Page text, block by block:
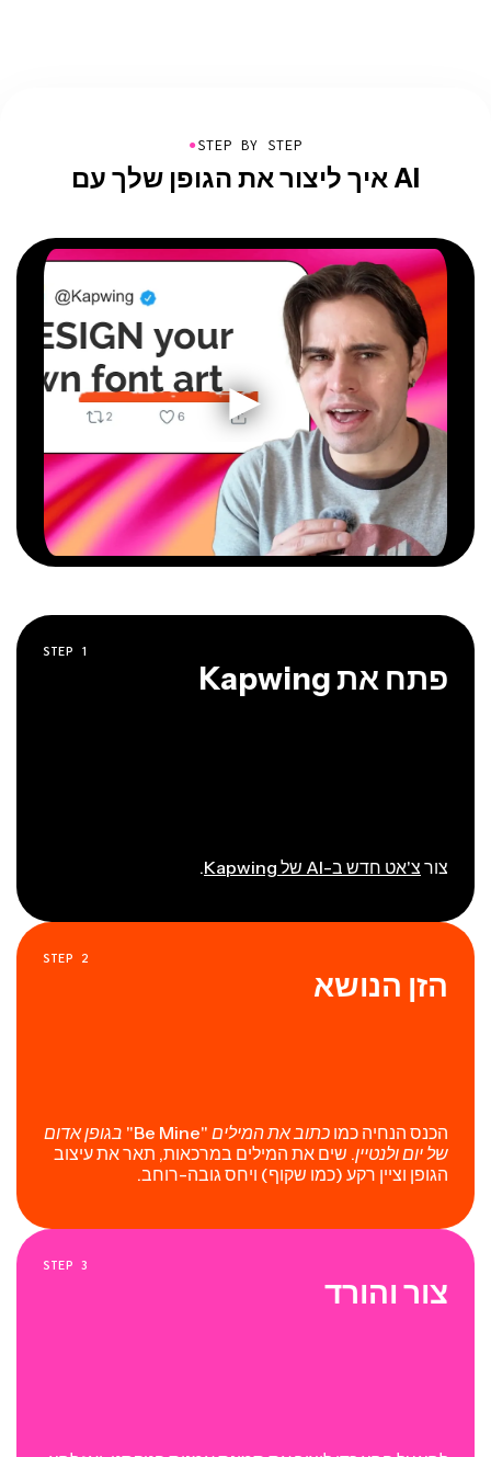
●STEP BY STEP
איך ליצור את הגופן שלך עם AI
STEP 1
פתח את Kapwing
צור צ'אט חדש ב-AI של Kapwing .
STEP 2
הזן הנושא
הכנס הנחיה כמו
כתוב את המילים "Be Mine" בגופן אדום
של יום ולנטיין. שים את המילים במרכאות, תאר את עיצוב
הגופן וציין רקע (כמו שקוף) ויחס גובה-רוחב.
STEP 3
צור והורד